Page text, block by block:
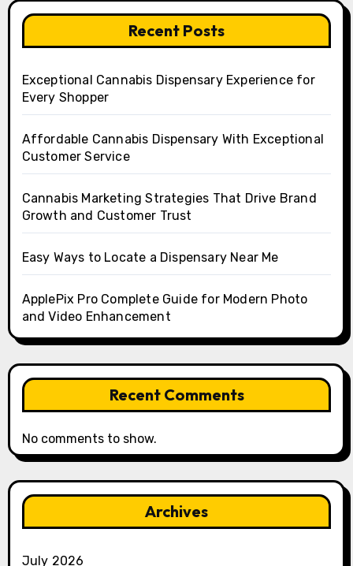
Recent Posts
Exceptional Cannabis Dispensary Experience for
Every Shopper
Affordable Cannabis Dispensary With Exceptional
Customer Service
Cannabis Marketing Strategies That Drive Brand
Growth and Customer Trust
Easy Ways to Locate a Dispensary Near Me
ApplePix Pro Complete Guide for Modern Photo
and Video Enhancement
Recent Comments
No comments to show.
Archives
July 2026